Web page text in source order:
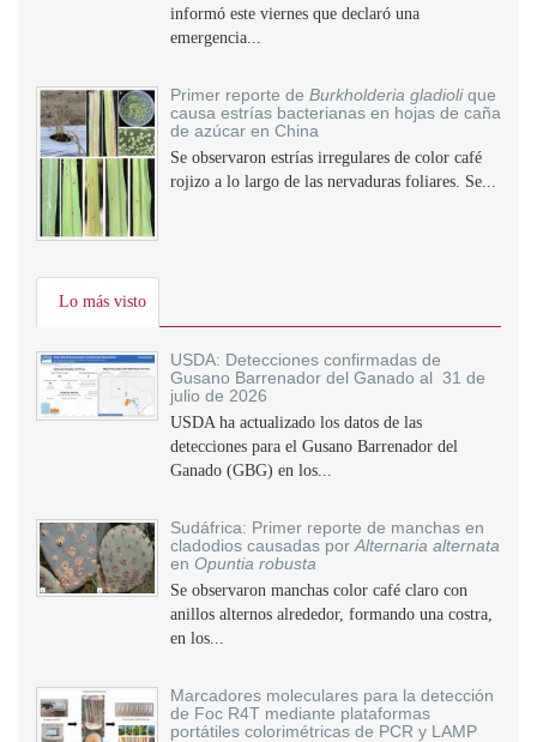
informó este viernes que declaró una
emergencia...
Primer reporte de Burkholderia gladiolique
causa estrías bacterianas en hojas de caña
de azúcar en China
Se observaron estrías irregulares de color café
rojizo a lo largo de las nervaduras foliares. Se...
Lo más visto
USDA: Detecciones confirmadas de
Gusano Barrenador del Ganado al 31 de
julio de 2026
USDA ha actualizado los datos de las
detecciones para el Gusano Barrenador del
Ganado (GBG) en los...
Sudáfrica: Primer reporte de manchas en
cladodios causadas por Alternaria alternata
en Opuntia robusta
Se observaron manchas color café claro con
anillos alternos alrededor, formando una costra,
en los...
Marcadores moleculares para la detección
de Foc R4T mediante plataformas
portátiles colorimétricas de PCR y LAMP